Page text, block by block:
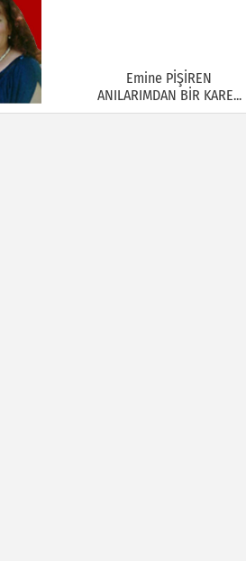
Engin ÖDER
Fenerbahçe’de Fiziki ve Psikolojik